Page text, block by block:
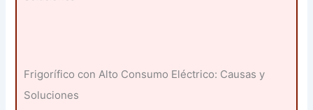
Frigorífico con Alto Consumo Eléctrico: Causas y
Soluciones